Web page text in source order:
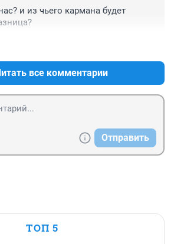
и из чьего кармана будет
все комментарии
Отправить
ТОП 5